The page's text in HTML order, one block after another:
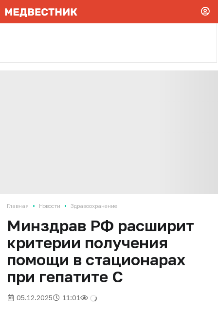
Главная • Новости • Здравоохранение
Минздрав РФ расширит
критерии получения
помощи в стационарах
при гепатите С
05.12.2025 11:01